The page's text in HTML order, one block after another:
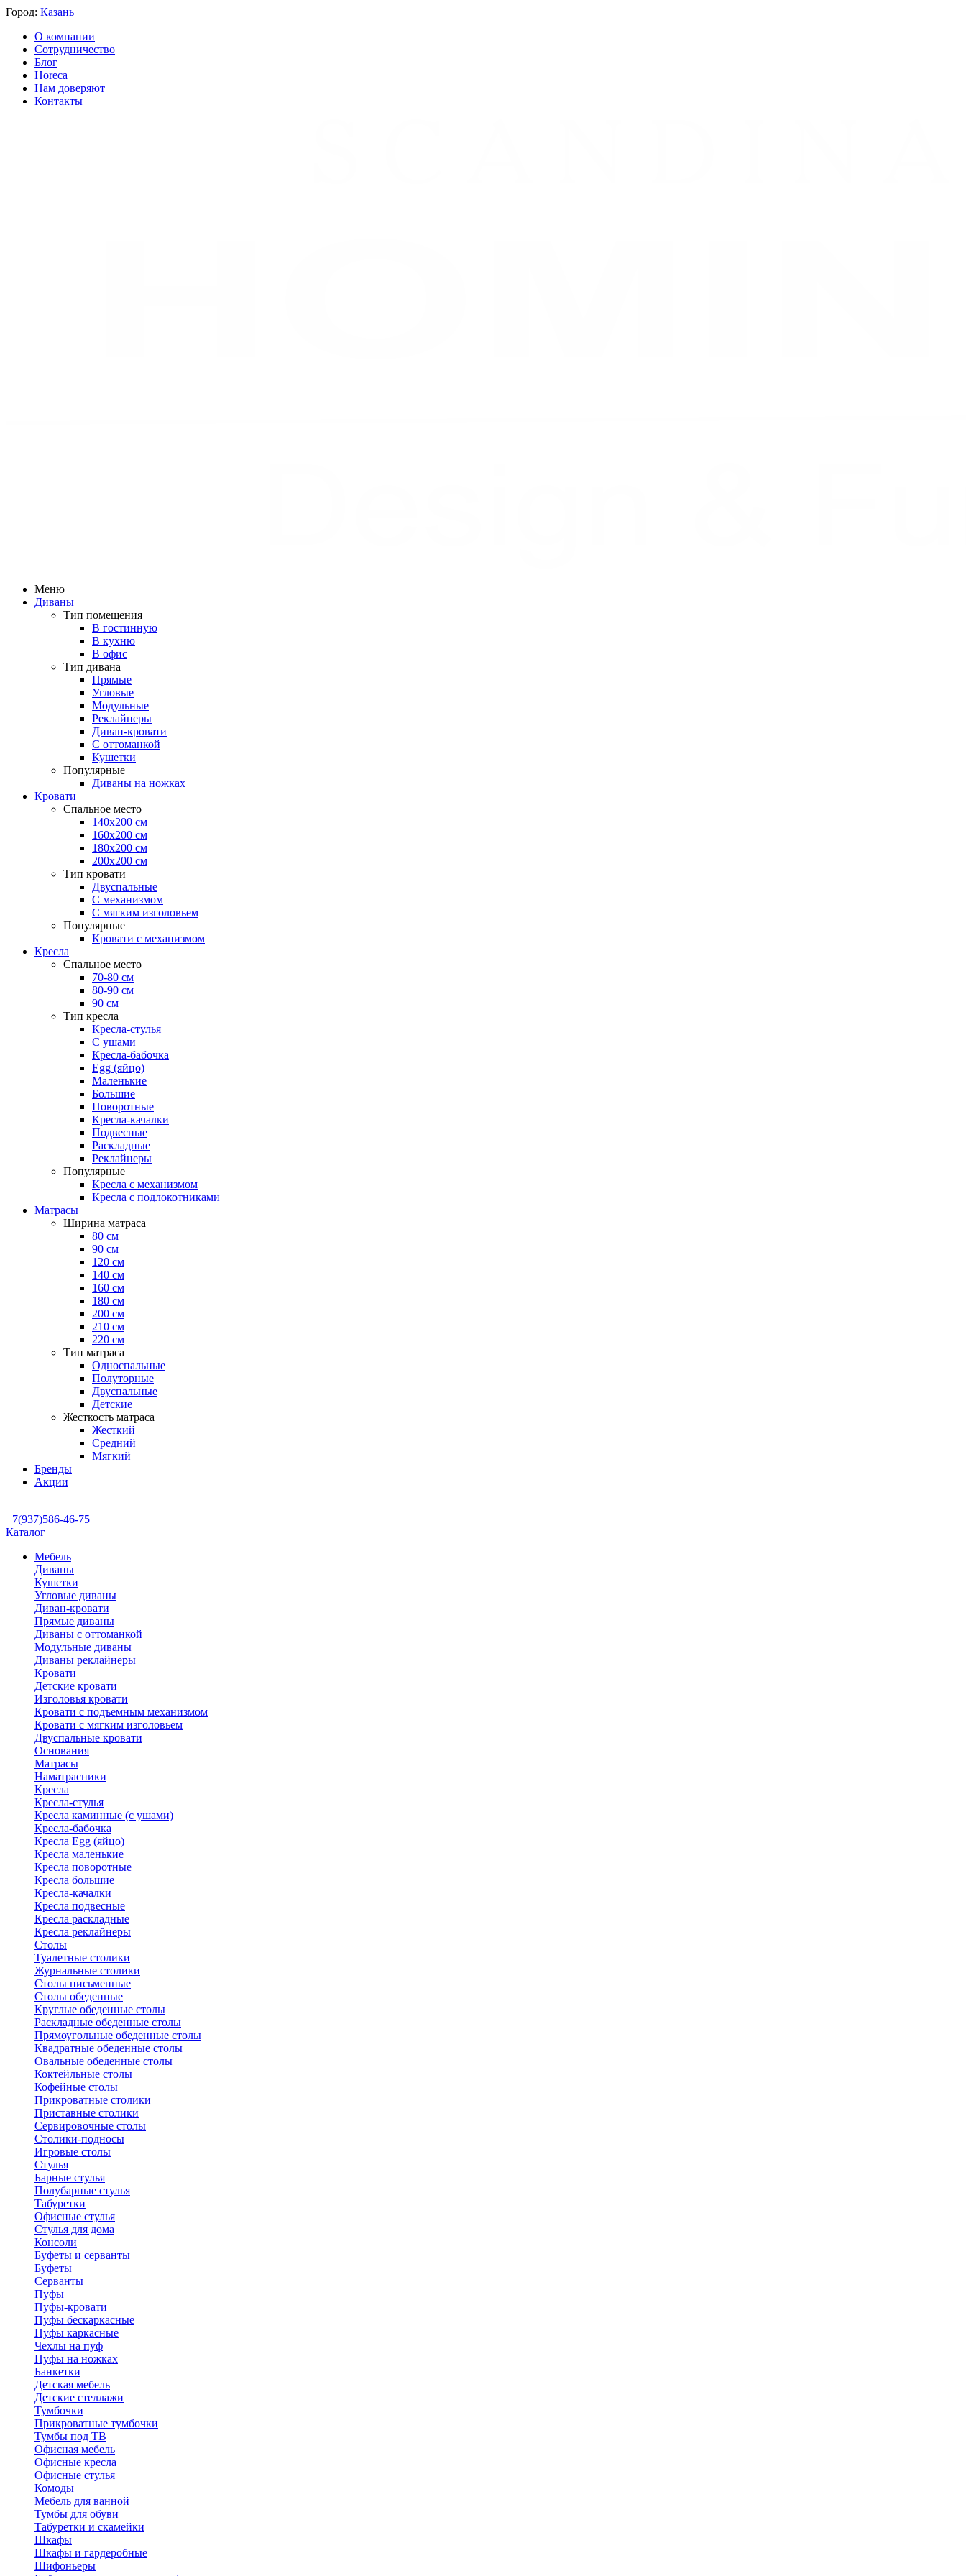
Город: Казань
О компании
Сотрудничество
Блог
Horeca
Нам доверяют
Контакты
Меню
Диваны
Тип помещения
В гостинную
В кухню
В офис
Тип дивана
Прямые
Угловые
Модульные
Реклайнеры
Диван-кровати
С оттоманкой
Кушетки
Популярные
Диваны на ножках
Кровати
Спальное место
140х200 см
160х200 см
180х200 см
200х200 см
Тип кровати
Двуспальные
С механизмом
С мягким изголовьем
Популярные
Кровати с механизмом
Кресла
Спальное место
70-80 см
80-90 см
90 см
Тип кресла
Кресла-стулья
С ушами
Кресла-бабочка
Egg (яйцо)
Маленькие
Большие
Поворотные
Кресла-качалки
Подвесные
Раскладные
Реклайнеры
Популярные
Кресла с механизмом
Кресла с подлокотниками
Матрасы
Ширина матраса
80 см
90 см
120 см
140 см
160 см
180 см
200 см
210 см
220 см
Тип матраса
Односпальные
Полуторные
Двуспальные
Детские
Жесткость матраса
Жесткий
Средний
Мягкий
Бренды
Акции
+7(937)586-46-75
Каталог
Мебель
Диваны
Кушетки
Угловые диваны
Диван-кровати
Прямые диваны
Диваны с оттоманкой
Модульные диваны
Диваны реклайнеры
Кровати
Детские кровати
Изголовья кровати
Кровати с подъемным механизмом
Кровати с мягким изголовьем
Двуспальные кровати
Основания
Матрасы
Наматрасники
Кресла
Кресла-стулья
Кресла каминные (с ушами)
Кресла-бабочка
Кресла Egg (яйцо)
Кресла маленькие
Кресла поворотные
Кресла большие
Кресла-качалки
Кресла подвесные
Кресла раскладные
Кресла реклайнеры
Столы
Туалетные столики
Журнальные столики
Столы письменные
Столы обеденные
Круглые обеденные столы
Раскладные обеденные столы
Прямоугольные обеденные столы
Квадратные обеденные столы
Овальные обеденные столы
Коктейльные столы
Кофейные столы
Прикроватные столики
Приставные столики
Сервировочные столы
Столики-подносы
Игровые столы
Стулья
Барные стулья
Полубарные стулья
Табуретки
Офисные стулья
Стулья для дома
Консоли
Буфеты и серванты
Буфеты
Серванты
Пуфы
Пуфы-кровати
Пуфы бескаркасные
Пуфы каркасные
Чехлы на пуф
Пуфы на ножках
Банкетки
Детская мебель
Детские стеллажи
Тумбочки
Прикроватные тумбочки
Тумбы под ТВ
Офисная мебель
Офисные кресла
Офисные стулья
Комоды
Мебель для ванной
Тумбы для обуви
Табуретки и скамейки
Шкафы
Шкафы и гардеробные
Шифоньеры